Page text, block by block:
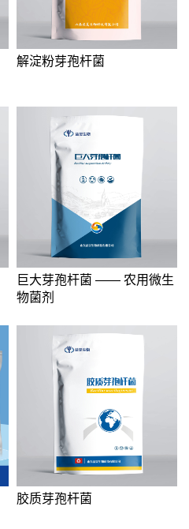
解淀粉芽孢杆菌
巨大芽孢杆菌 —— 农用微生
物菌剂
胶质芽孢杆菌